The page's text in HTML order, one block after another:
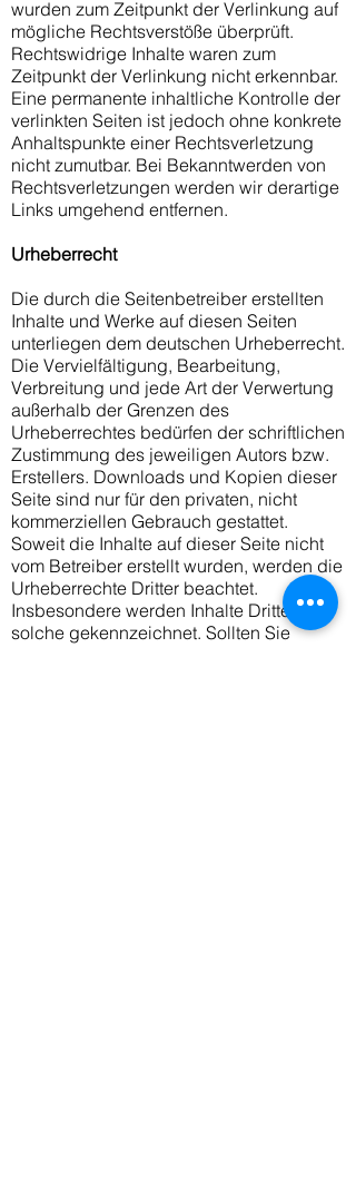
wurden zum Zeitpunkt der Verlinkung auf
mögliche Rechtsverstöße überprüft.
Rechtswidrige Inhalte waren zum
Zeitpunkt der Verlinkung nicht erkennbar.
Eine permanente inhaltliche Kontrolle der
verlinkten Seiten ist jedoch ohne konkrete
Anhaltspunkte einer Rechtsverletzung
nicht zumutbar. Bei Bekanntwerden von
Rechtsverletzungen werden wir derartige
Links umgehend entfernen.
Urheberrecht
Die durch die Seitenbetreiber erstellten
Inhalte und Werke auf diesen Seiten
unterliegen dem deutschen Urheberrecht.
Die Vervielfältigung, Bearbeitung,
Verbreitung und jede Art der Verwertung
außerhalb der Grenzen des
Urheberrechtes bedürfen der schriftlichen
Zustimmung des jeweiligen Autors bzw.
Erstellers. Downloads und Kopien dieser
Seite sind nur für den privaten, nicht
kommerziellen Gebrauch gestattet.
Soweit die Inhalte auf dieser Seite nicht
vom Betreiber erstellt wurden, werden die
Urheberrechte Dritter beachtet.
Insbesondere werden Inhalte Dritter als
solche gekennzeichnet. Sollten Sie